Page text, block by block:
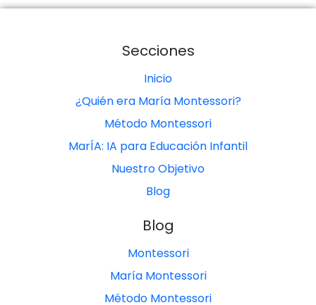
Secciones
Inicio
¿Quién era María Montessori?
Método Montessori
MarÍA: IA para Educación Infantil
Nuestro Objetivo
Blog
Blog
Montessori
María Montessori
Método Montessori